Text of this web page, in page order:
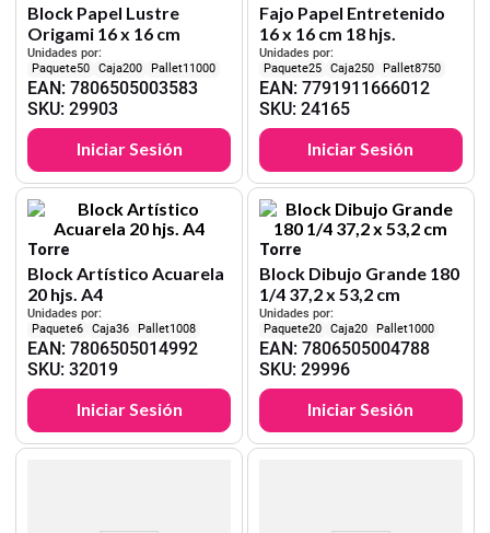
Block Papel Lustre
Origami 16 x 16 cm
Unidades por:
50
200 11000
EAN:7806505003583
SKU:29903
Iniciar Sesión
Fajo Papel Entretenido
16 x 16 cm 18 hjs.
Unidades por:
25
250 8750
EAN: 7791911666012
SKU: 24165
Iniciar Sesión
Torre
Block Artístico Acuarela
20 hjs. A4
Unidades por:
6
36 1008
EAN:7806505014992
SKU:32019
Iniciar Sesión
Torre
Block Dibujo Grande 180
1/4 37,2 x 53,2 cm
Unidades por:
20
20 1000
EAN: 7806505004788
SKU: 29996
Iniciar Sesión